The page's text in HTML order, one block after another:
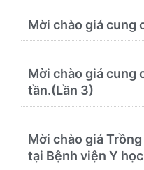
Mời chào giá cung
Mời chào giá cung
tần.(Lần 3)
Mời chào giá
tại Bệnh viện Y